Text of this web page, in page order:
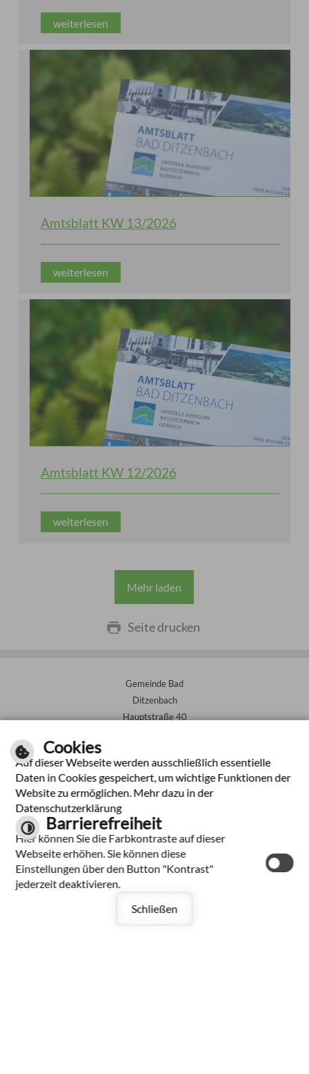
weiterlesen
Amtsblatt KW 13/2026
weiterlesen
Amtsblatt KW 12/2026
weiterlesen
Mehr laden
Seite drucken
Gemeinde Bad
Ditzenbach
Hauptstraße 40
Tel.: 07334 9601-0
Fax: 07334 9601-30
E-Mail schreiben
Datenschutzerklärung
Impressum
Kontakt
Barrierefreiheit
Cookies
Auf dieser Webseite werden ausschließlich essentielle
Daten in Cookies gespeichert, um wichtige Funktionen der
Website zu ermöglichen. Mehr dazu in der
Datenschutzerklärung
Barrierefreiheit
Hier können Sie die Farbkontraste auf dieser
Webseite erhöhen. Sie können diese
Einstellungen über den Button "Kontrast"
jederzeit deaktivieren.
Schließen